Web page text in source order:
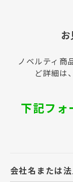
ノベルティ商
ど詳細は
下記フォ
会社名または